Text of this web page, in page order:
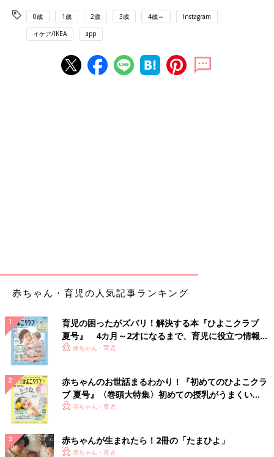
0歳 1歳 2歳 3歳 4歳～ Instagram
イケア/IKEA app
赤ちゃん・育児の人気記事ランキング
育児の困ったがズバリ！解決する本『ひよこクラブ
夏号』 4カ月～2才になるまで、育児に役立つ情報が
いっぱい！
赤ちゃん・育児
赤ちゃんのお世話まるわかり！『初めてのひよこクラ
ブ 夏号』〈巻頭大特集〉初めての授乳がうまくい
く！ おっぱい・ミルクの基本と夏のトラブル 解決テ
赤ちゃん・育児
赤ちゃんが生まれたら！2冊の「たまひよ」
赤ちゃん・育児